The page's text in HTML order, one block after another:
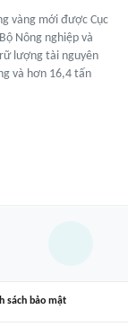
vàng mới được Cục
Nông nghiệp và
lượng tài nguyên
và hơn 16,4 tấn
sách bảo mật